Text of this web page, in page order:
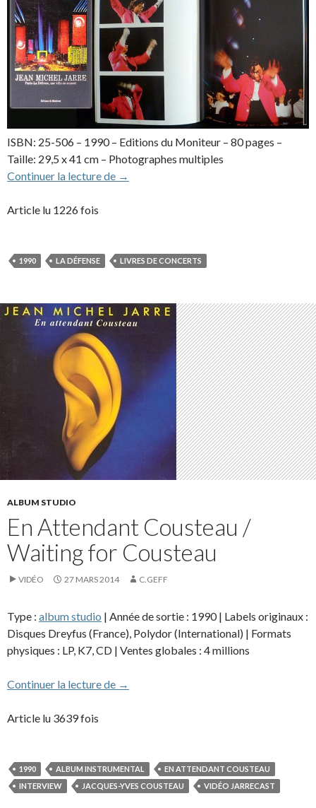
ISBN: 25-506 – 1990 – Editions du Moniteur – 80 pages –
Taille: 29,5 x 41 cm – Photographes multiples
Continuer la lecture de Paris La Défense – Une Ville en Concert
→
Article lu 1226 fois
1990 LA DÉFENSE LIVRES DE CONCERTS
ALBUM STUDIO
En Attendant Cousteau /
Waiting for Cousteau
VIDÉO 27 MARS 2014 C.GEFF
Type : album studio | Année de sortie : 1990 | Labels originaux :
Disques Dreyfus (France), Polydor (International) | Formats
physiques : LP, K7, CD | Ventes globales : 4 millions
Continuer la lecture de En Attendant Cousteau / Waiting for
→
Article lu 3639 fois
1990 ALBUM INSTRUMENTAL
EN ATTENDANT COUSTEAU
INTERVIEW
JACQUES-YVES COUSTEAU VIDÉO JARRECAST